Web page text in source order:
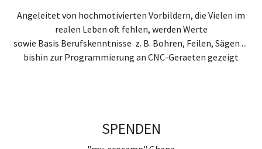
Angeleitet von hochmotivierten Vorbildern, die Vielen im
realen Leben oft fehlen, werden Werte
sowie Basis Berufskenntnisse z. B. Bohren, Feilen, Sägen ...
bishin zur Programmierung an CNC-Geraeten gezeigt
SPENDEN